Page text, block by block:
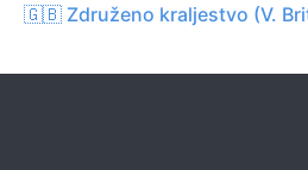
🇬🇧 Združeno kraljestvo (V.